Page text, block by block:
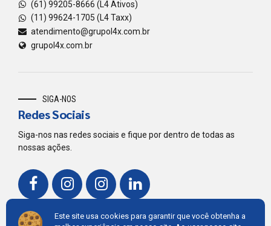
(61) 99205-8666 (L4 Ativos)
(11) 99624-1705 (L4 Taxx)
atendimento@grupol4x.com.br
grupol4x.com.br
SIGA-NOS
Redes Sociais
Siga-nos nas redes sociais e fique por dentro de todas as
nossas ações.
Este site usa cookies para garantir que você obtenha a